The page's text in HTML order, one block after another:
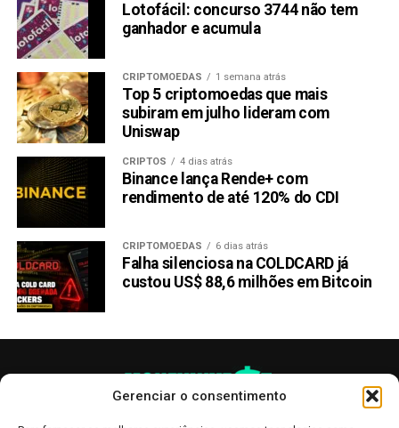
Gerenciar o consentimento
Lotofácil: concurso 3744 não tem
ganhador e acumula
CRIPTOMOEDAS 1 semana atrás
Top 5 criptomoedas que mais
subiram em julho lideram com
Uniswap
CRIPTOS 4 dias atrás
Binance lança Rende+ com
rendimento de até 120% do CDI
CRIPTOMOEDAS 6 dias atrás
Falha silenciosa na COLDCARD já
custou US$ 88,6 milhões em Bitcoin